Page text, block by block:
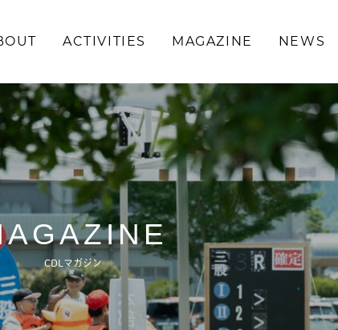
ACTIVITIES MAGAZINE NEWS
\求む!/ 助っ人・ご意見
ABOUT
ACTIVITIES
MAGAZINE
CDLマガジン